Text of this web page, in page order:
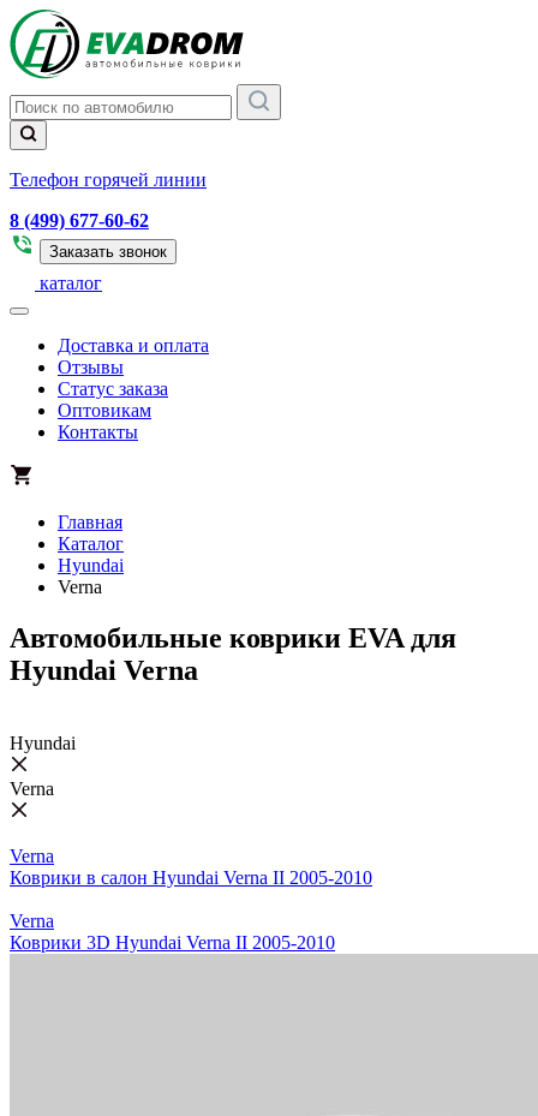
Телефон горячей линии
8 (499) 677-60-62
Заказать звонок
каталог
Доставка и оплата
Отзывы
Статус заказа
Оптовикам
Контакты
Главная
Каталог
Hyundai
Verna
Автомобильные коврики EVA для
Hyundai Verna
Hyundai
Verna
Verna
Коврики в салон Hyundai Verna II 2005-2010
Verna
Коврики 3D Hyundai Verna II 2005-2010